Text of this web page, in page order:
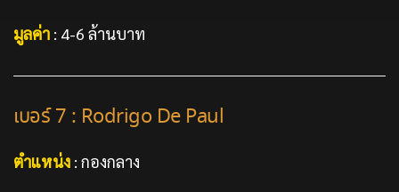
มูลค่า : 4-6 ล้านบาท
เบอร์ 7 : Rodrigo De Paul
ตำแหน่ง : กองกลาง